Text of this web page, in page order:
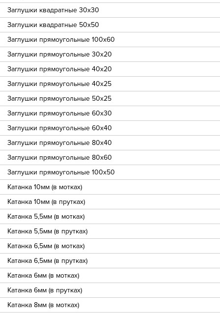
Заглушки квадратные 30х30
Заглушки квадратные 50х50
Заглушки прямоугольные 100х60
Заглушки прямоугольные 30х20
Заглушки прямоугольные 40х20
Заглушки прямоугольные 40х25
Заглушки прямоугольные 50х25
Заглушки прямоугольные 60х30
Заглушки прямоугольные 60х40
Заглушки прямоугольные 80х40
Заглушки прямоугольные 80х60
Заглушки прямоугольные 100х50
Катанка 10мм (в мотках)
Катанка 10мм (в прутках)
Катанка 5,5мм (в мотках)
Катанка 5,5мм (в прутках)
Катанка 6,5мм (в мотках)
Катанка 6,5мм (в прутках)
Катанка 6мм (в мотках)
Катанка 6мм (в прутках)
Катанка 8мм (в мотках)